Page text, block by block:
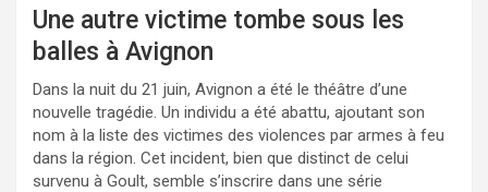
Une autre victime tombe sous les
balles à Avignon
Dans la nuit du 21 juin, Avignon a été le théâtre d’une
nouvelle tragédie. Un individu a été abattu, ajoutant son
nom à la liste des victimes des violences par armes à feu
dans la région. Cet incident, bien que distinct de celui
survenu à Goult, semble s’inscrire dans une série